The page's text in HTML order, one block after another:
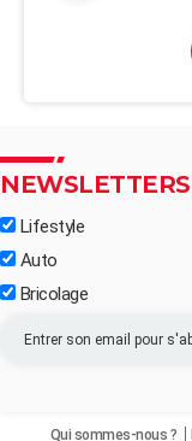
NEWSLETTERS
Lifestyle
Auto
Bricolage
Qui sommes-nous ?